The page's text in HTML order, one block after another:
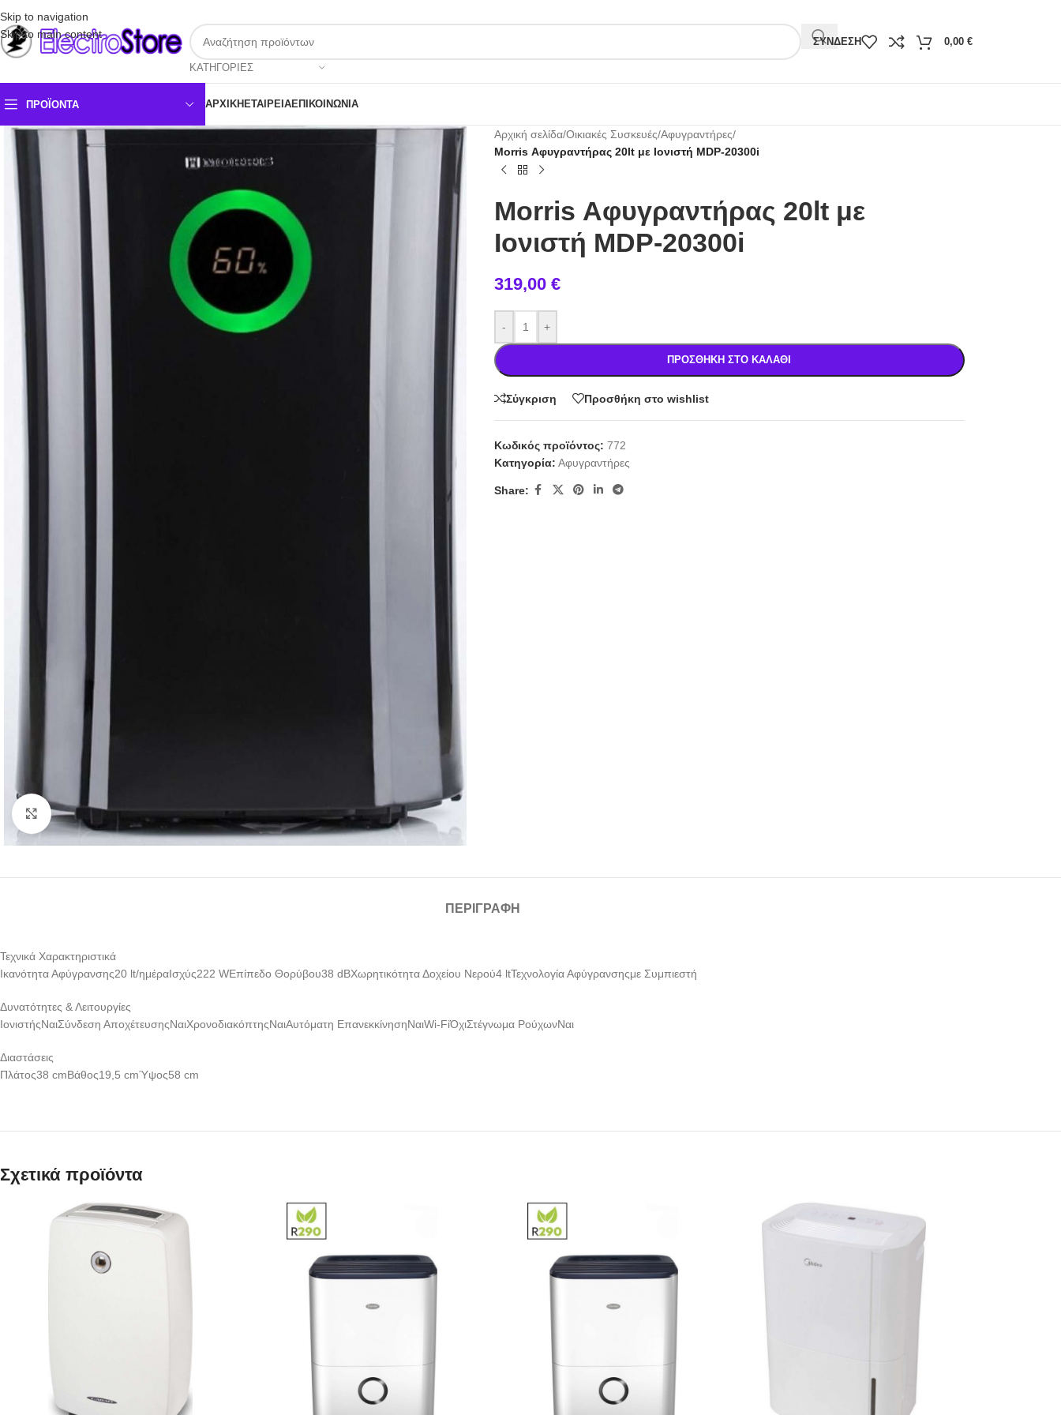
Skip to navigation
Skip to main content
ΚΑΤΗΓΟΡΊΕΣ
ΣΎΝΔΕΣΗ 0,00 €
ΠΡΟΪΌΝΤΑ ΑΡΧΙΚΉ ΕΤΑΙΡΕΊΑΕΠΙΚΟΙΝΩΝΊΑ
Click to enlarge
Αρχική σελίδα/Οικιακές Συσκευές/Αφυγραντήρες/
Morris Αφυγραντήρας 20lt με Ιονιστή MDP-20300i
Morris Αφυγραντήρας 20lt με
Ιονιστή MDP-20300i
319,00 €
- +
ΠΡΟΣΘΉΚΗ ΣΤΟ ΚΑΛΆΘΙ
Σύγκριση Προσθήκη στο wishlist
Κωδικός προϊόντος: 772
Κατηγορία: Αφυγραντήρες
Share:
ΠΕΡΙΓΡΑΦΉ
Τεχνικά Χαρακτηριστικά
Ικανότητα Αφύγρανσης20 lt/ημέραΙσχύς222 WΕπίπεδο Θορύβου38 dBΧωρητικότητα Δοχείου Νερού4 ltΤεχνολογία Αφύγρανσηςμε Συμπιεστή
Δυνατότητες & Λειτουργίες
ΙονιστήςΝαιΣύνδεση ΑποχέτευσηςΝαιΧρονοδιακόπτηςΝαιΑυτόματη ΕπανεκκίνησηΝαιWi-FiΌχιΣτέγνωμα ΡούχωνΝαι
Διαστάσεις
Πλάτος38 cmΒάθος19,5 cmΎψος58 cm
Σχετικά προϊόντα